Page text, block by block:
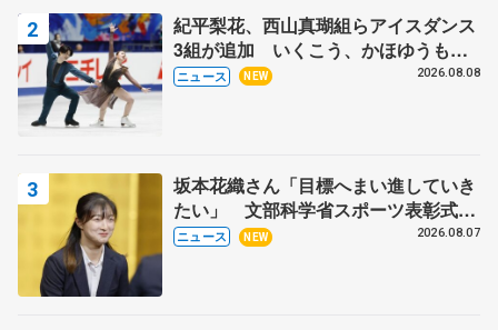
紀平梨花、西山真瑚組らアイスダンス
3組が追加 いくこう、かほゆうも、
木下グループ杯
ニュース NEW 2026.08.08
坂本花織さん「目標へまい進していき
たい」 文部科学省スポーツ表彰式で
代表謝辞
ニュース NEW 2026.08.07